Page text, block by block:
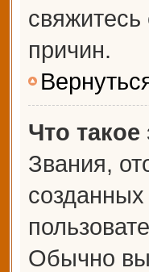
причин.
Что такое
Звания,
Обычно вы